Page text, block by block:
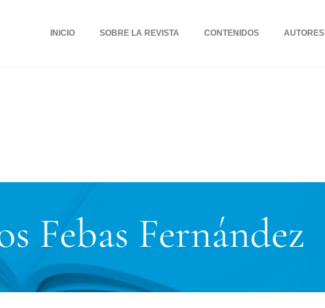
INICIO SOBRE LA REVISTA CONTENIDOS AUTORES
Febas Fernández